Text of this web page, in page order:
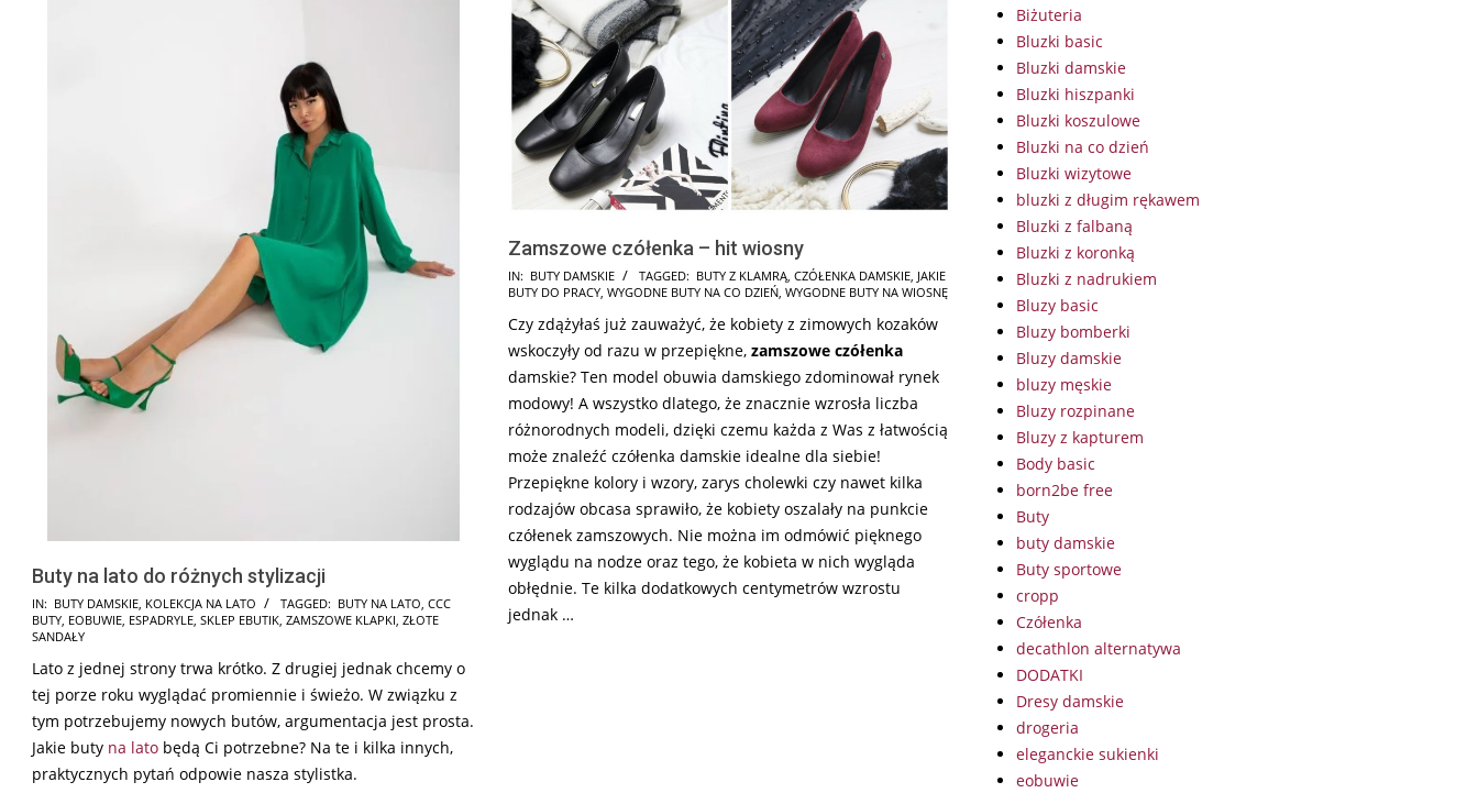
Buty na lato do różnych stylizacji
2026-
02-
IN: BUTY DAMSKIE, KOLEKCJA NA LATO TAGGED: BUTY NA LATO, CCC
BUTY, EOBUWIE, ESPADRYLE, SKLEP EBUTIK, ZAMSZOWE KLAPKI, ZŁOTE
SANDAŁY
Lato z jednej strony trwa krótko. Z drugiej jednak chcemy o
tej porze roku wyglądać promiennie i świeżo. W związku z
tym potrzebujemy nowych butów, argumentacja jest prosta.
Jakie buty na lato będą Ci potrzebne? Na te i kilka innych,
praktycznych pytań odpowie nasza stylistka.
Zamszowe czółenka – hit wiosny
2025-
07-
16
IN: BUTY DAMSKIE TAGGED: BUTY Z KLAMRĄ CZÓŁENKA DAMSKIE JAKIE
BUTY DO PRACY WYGODNE BUTY NA CO DZIEŃ WYGODNE BUTY NA WIOSNĘ
Czy zdążyłaś już zauważyć, że kobiety z zimowych kozaków
wskoczyły od razu w przepiękne, zamszowe czółenka
damskie? Ten model obuwia damskiego zdominował rynek
modowy! A wszystko dlatego, że znacznie wzrosła liczba
różnorodnych modeli, dzięki czemu każda z Was z łatwością
może znaleźć czółenka damskie idealne dla siebie!
Przepiękne kolory i wzory, zarys cholewki czy nawet kilka
rodzajów obcasa sprawiło, że kobiety oszalały na punkcie
czółenek zamszowych. Nie można im odmówić pięknego
wyglądu na nodze oraz tego, że kobieta w nich wygląda
obłędnie. Te kilka dodatkowych centymetrów wzrostu
jednak …
Biżuteria
Bluzki basic
Bluzki damskie
Bluzki hiszpanki
Bluzki koszulowe
Bluzki na co dzień
Bluzki wizytowe
bluzki z długim rękawem
Bluzki z falbaną
Bluzki z koronką
Bluzki z nadrukiem
Bluzy basic
Bluzy bomberki
Bluzy damskie
bluzy męskie
Bluzy rozpinane
Bluzy z kapturem
Body basic
born2be free
Buty
buty damskie
Buty sportowe
cropp
Czółenka
decathlon alternatywa
DODATKI
Dresy damskie
drogeria
eleganckie sukienki
eobuwie